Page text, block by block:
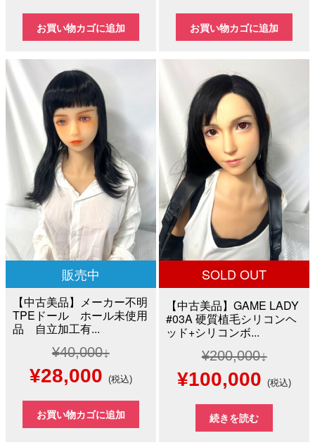
の
価
は
¥180,000
で
し
た。
在
の
格
は
¥81,800
で
す。
お買い物カゴに追加
の
価
は
¥160,000
で
し
た。
在
の
格
は
で
す。
お買い物カゴに追加
販売中
【中古美品】メーカー不明
TPEドール ホール未使用
品 自立加工有...
¥40,000
元
の
価
¥28,000現
在
の
(税込)
お買い物カゴに追加
SOLD OUT
【中古美品】GAME LADY
#03A 硬質植毛シリコンヘ
ッド+シリコンボ...
¥200,000
元
の
価
¥100,000 現
在
の
(税込)
続きを読む